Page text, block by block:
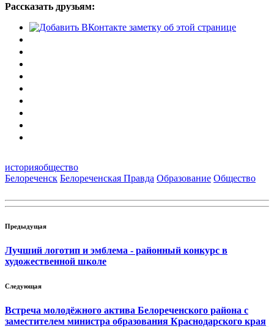
Рассказать друзьям:
историяобщество
Белореченск Белореченская Правда Образование Общество
Предыдущая
Лучший логотип и эмблема - районный конкурс в
художественной школе
Следующая
Встреча молодёжного актива Белореченского района с
заместителем министра образования Краснодарского края